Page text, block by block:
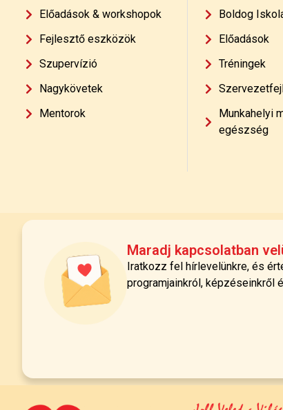
Előadások & workshopok
Fejlesztő eszközök
Szupervízió
Nagykövetek
Mentorok
Boldog
Előadások
Tréningek
Munkahelyi
egészség
Maradj kapcsolatban
Iratkozz fel hírlevelünkre, és
programjainkról, képzéseinkről